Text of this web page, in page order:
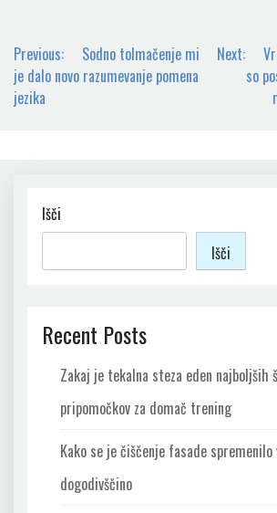
Navigacija
prispevka
Previous:
Sodno tolmačenje mi
je dalo novo razumevanje pomena
jezika
Next:
so
Išči
Išči
Recent Posts
Zakaj je tekalna steza eden najboljših
pripomočkov za domač trening
Kako se je čiščenje fasade
dogodivščino